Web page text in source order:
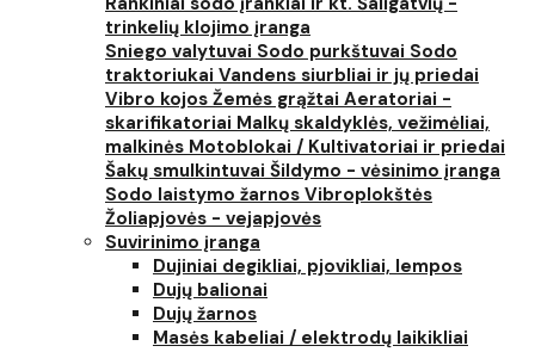
trinkelių klojimo įranga
Sniego valytuvai Sodo purkštuvai Sodo
traktoriukai Vandens siurbliai ir jų priedai
Vibro kojos Žemės grąžtai Aeratoriai -
skarifikatoriai Malkų skaldyklės, vežimėliai,
malkinės Motoblokai / Kultivatoriai ir priedai
Šakų smulkintuvai Šildymo - vėsinimo įranga
Sodo laistymo žarnos Vibroplokštės
Žoliapjovės - vejapjovės
Suvirinimo įranga
Dujiniai degikliai, pjovikliai, lempos
Dujų balionai
Dujų žarnos
Masės kabeliai / elektrodų laikikliai